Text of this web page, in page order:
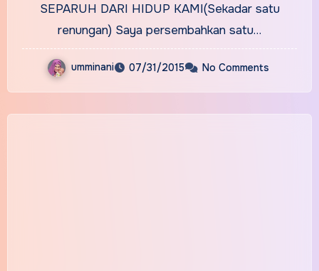
SEPARUH DARI HIDUP KAMI(Sekadar satu
renungan) Saya persembahkan satu…
umminani 07/31/2015 No Comments